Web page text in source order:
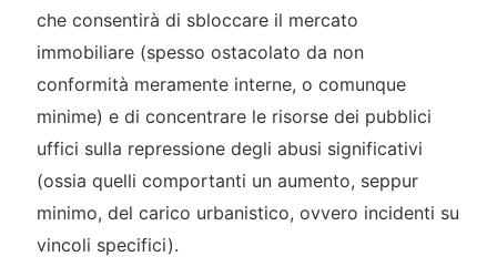
che consentirà di sbloccare il mercato
immobiliare (spesso ostacolato da non
conformità meramente interne, o comunque
minime) e di concentrare le risorse dei pubblici
uffici sulla repressione degli abusi significativi
(ossia quelli comportanti un aumento, seppur
minimo, del carico urbanistico, ovvero incidenti su
vincoli specifici).